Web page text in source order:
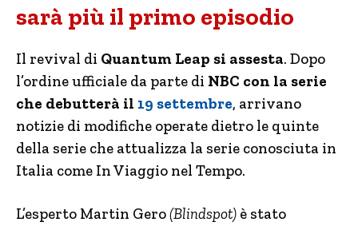
sarà più il primo episodio
Il revival di Quantum Leap si assesta. Dopo
l’ordine ufficiale da parte di NBC con la serie
che debutterà il 19 settembre, arrivano
notizie di modifiche operate dietro le quinte
della serie che attualizza la serie conosciuta in
Italia come In Viaggio nel Tempo.
L’esperto Martin Gero(Blindspot) è stato